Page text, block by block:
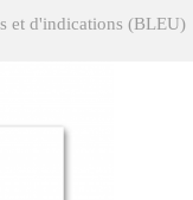
et d'indications (BLEU)